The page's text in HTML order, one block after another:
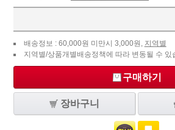
배송정보 : 60,000원 미만시 3,000원, 지역별
지역별/상품개별배송정책에 따라 변동될 수 있
구매하기
장바구니